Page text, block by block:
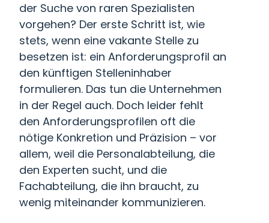
der Suche von raren Spezialisten
vorgehen? Der erste Schritt ist, wie
stets, wenn eine vakante Stelle zu
besetzen ist: ein Anforderungsprofil an
den künftigen Stelleninhaber
formulieren. Das tun die Unternehmen
in der Regel auch. Doch leider fehlt
den Anforderungsprofilen oft die
nötige Konkretion und Präzision – vor
allem, weil die Personalabteilung, die
den Experten sucht, und die
Fachabteilung, die ihn braucht, zu
wenig miteinander kommunizieren.